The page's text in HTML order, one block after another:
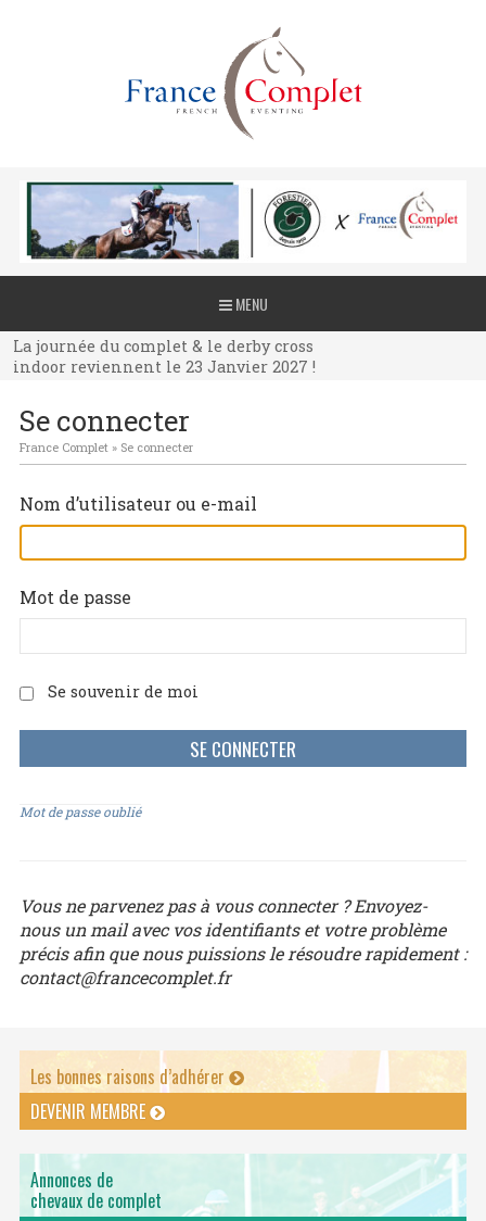
MENU
La journée du complet & le derby cross
indoor reviennent le 23 Janvier 2027 !
La journée du complet & le derby cross
indoor reviennent le 23 Janvier 2027 !
indoor reviennent le 23 Janvier 2027 !
Se connecter
France Complet» Se connecter
Nom d’utilisateur ou e-mail
Mot de passe
Se souvenir de moi
Mot de passe oublié
Vous ne parvenez pas à vous connecter ? Envoyez-
nous un mail avec vos identifiants et votre problème
précis afin que nous puissions le résoudre rapidement :
contact@francecomplet.fr
Les bonnes raisons d’adhérer
DEVENIR MEMBRE
Annonces de
chevaux de complet